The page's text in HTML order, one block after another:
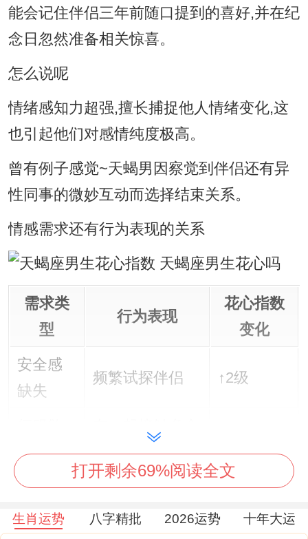
能会记住伴侣三年前随口提到的喜好,并在纪
念日忽然准备相关惊喜。
怎么说呢
情绪感知力超强,擅长捕捉他人情绪变化,这
也引起他们对感情纯度极高。
曾有例子感觉~天蝎男因察觉到伴侣还有异
性同事的微妙互动而选择结束关系。
情感需求还有行为表现的关系
需求类
型
行为表现
花心指数
变化
安全感
缺失
频繁试探伴侣 ↑2级
作祟
对象
情感满
足
打开剩余69%阅读全文
生肖运势 八字精批 2026运势 十年大运